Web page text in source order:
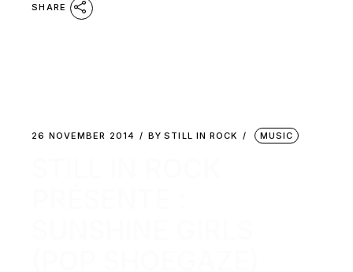
SHARE
26 NOVEMBER 2014 BY STILL IN ROCK MUSIC